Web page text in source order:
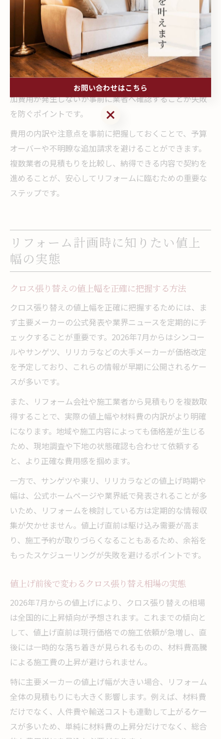
っかりと確認しておくことが大切です。見積もり時には
材料費だけでなく、施工費・下地処理費・廃材処分費な
ど全ての費用項目を明示してもらいましょう。
また、見積もり書の有効期限や、契約時点での価格保証
の有無も必ず確認が必要です。2026年7月以降の値上げ
が反映されないよう、契約日や施工日程を明確にし、追
加費用が発生しないか事前に業者へ確認することが失敗
を防ぐポイントです。
費用の内訳や注意点を事前に把握しておくことで、予算
オーバーや不明瞭な追加請求を避けることができます。
複数業者の見積もりを比較し、納得できる内容で契約を
進めることが、安心してリフォームに臨むための重要な
ステップです。
リフォーム計画時に知りたい値上
幅の実態
クロス張り替えの値上幅を正確に把握する方法
クロス張り替えの値上幅を正確に把握するためには、ま
ず主要メーカーの公式発表や業界ニュースを定期的にチ
ェックすることが重要です。2026年7月からはシンコー
ルやサンゲツ、リリカラなどの大手メーカーが価格改定
を予定しており、これらの情報が早期に公開されるケー
スが多いです。
また、リフォーム会社や施工業者から見積もりを複数取
得することで、実際の値上幅や材料費の内訳がより明確
になります。地域や施工内容によっても価格差が生じる
ため、現地調査や下地の状態確認も合わせて依頼する
と、より正確な費用感を掴めます。
一方で、サンゲツや東リ、リリカラなどの値上げ時期や
幅は、公式ホームページや業界紙で発表されることが多
いため、リフォームを検討している方は定期的な情報収
集が欠かせません。値上げ直前は駆け込み需要が高ま
り、施工予約が取りづらくなることもあるため、余裕を
もったスケジューリングが失敗を避けるポイントです。
値上げ前後で変わるクロス張り替え相場の実態
2026年7月からの値上げにより、クロス張り替えの相場
は全国的に上昇傾向が予想されます。これまでの傾向と
して、値上げ直前は現行価格での施工依頼が急増し、直
後には一時的な落ち着きが見られるものの、材料費高騰
による施工費の上昇が避けられません。
特に主要メーカーの値上げ幅が大きい場合、リフォーム
全体の見積もりにも大きく影響します。例えば、材料費
だけでなく、人件費や輸送コストも連動して上がるケー
スが多いため、単純に材料費の上昇分だけでなく、総合
お問い合わせはこちら
お問い合わせはこちら